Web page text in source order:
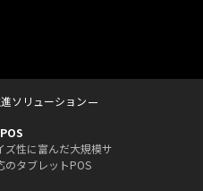
ソリューション
ズ性に富んだ大規模サ
のタブレットPOS